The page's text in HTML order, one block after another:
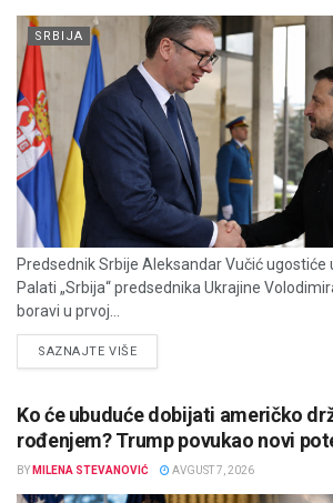
SRBIJA
Predsednik Srbije Aleksandar Vučić ugostiće
Palati „Srbija“ predsednika Ukrajine
boravi u prvoj...
SAZNAJTE VIŠEDETAILS
Ko će ubuduće dobijati američko
rođenjem? Trump povukao novi
BY MILENA STEVANOVIĆ AVGUST 7, 2026